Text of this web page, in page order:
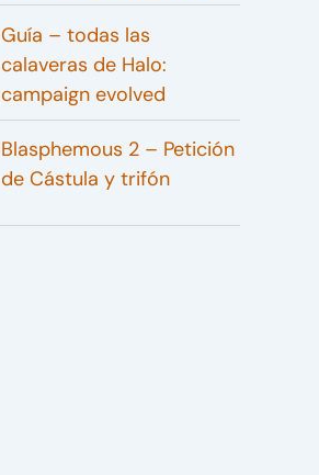
Guía – todas las
calaveras de Halo:
campaign evolved
Blasphemous 2 – Petición
de Cástula y trifón